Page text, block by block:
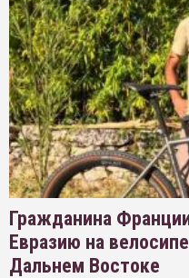
Гражданина
Евразию на
Дальнем Востоке